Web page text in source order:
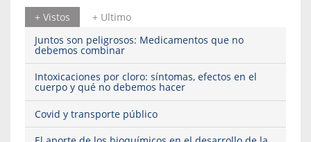
+ Vistos
+ Ultimo
Juntos son peligrosos: Medicamentos que no
debemos combinar
Intoxicaciones por cloro: síntomas, efectos en el
cuerpo y qué no debemos hacer
Covid y transporte público